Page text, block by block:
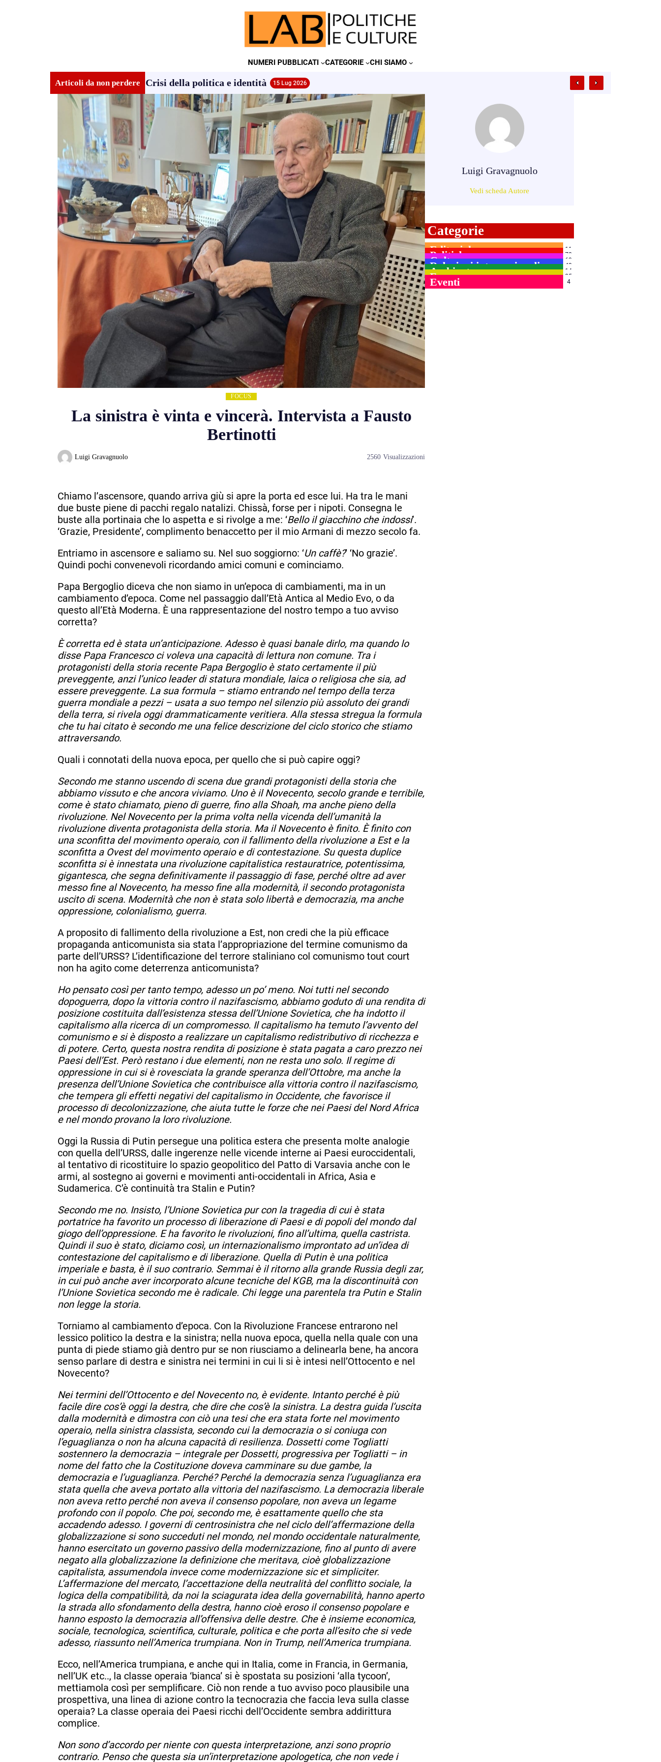
NUMERI PUBBLICATI CATEGORIE CHI SIAMO
Articoli da non perdere Crisi della politica e identità 15 Lug 2026
FOCUS
La sinistra è vinta e vincerà. Intervista a Fausto
Bertinotti
Luigi Gravagnuolo 2560 Visualizzazioni
Chiamo l’ascensore, quando arriva giù si apre la porta ed esce lui. Ha tra le mani
due buste piene di pacchi regalo natalizi. Chissà, forse per i nipoti. Consegna le
buste alla portinaia che lo aspetta e si rivolge a me: ‘Bello il giacchino che indossi’.
‘Grazie, Presidente’, complimento benaccetto per il mio Armani di mezzo secolo fa.
Entriamo in ascensore e saliamo su. Nel suo soggiorno: ‘Un caffè?’ ‘No grazie’.
Quindi pochi convenevoli ricordando amici comuni e cominciamo.
Papa Bergoglio diceva che non siamo in un’epoca di cambiamenti, ma in un
cambiamento d’epoca. Come nel passaggio dall’Età Antica al Medio Evo, o da
questo all’Età Moderna. È una rappresentazione del nostro tempo a tuo avviso
corretta?
È corretta ed è stata un’anticipazione. Adesso è quasi banale dirlo, ma quando lo
disse Papa Francesco ci voleva una capacità di lettura non comune. Tra i
protagonisti della storia recente Papa Bergoglio è stato certamente il più
preveggente, anzi l’unico leader di statura mondiale, laica o religiosa che sia, ad
essere preveggente. La sua formula – stiamo entrando nel tempo della terza
guerra mondiale a pezzi – usata a suo tempo nel silenzio più assoluto dei grandi
della terra, si rivela oggi drammaticamente veritiera. Alla stessa stregua la formula
che tu hai citato è secondo me una felice descrizione del ciclo storico che stiamo
attraversando.
Quali i connotati della nuova epoca, per quello che si può capire oggi?
Secondo me stanno uscendo di scena due grandi protagonisti della storia che
abbiamo vissuto e che ancora viviamo. Uno è il Novecento, secolo grande e terribile,
come è stato chiamato, pieno di guerre, fino alla Shoah, ma anche pieno della
rivoluzione. Nel Novecento per la prima volta nella vicenda dell’umanità la
rivoluzione diventa protagonista della storia. Ma il Novecento è finito. È finito con
una sconfitta del movimento operaio, con il fallimento della rivoluzione a Est e la
sconfitta a Ovest del movimento operaio e di contestazione. Su questa duplice
sconfitta si è innestata una rivoluzione capitalistica restauratrice, potentissima,
gigantesca, che segna definitivamente il passaggio di fase, perché oltre ad aver
messo fine al Novecento, ha messo fine alla modernità, il secondo protagonista
uscito di scena. Modernità che non è stata solo libertà e democrazia, ma anche
oppressione, colonialismo, guerra.
A proposito di fallimento della rivoluzione a Est, non credi che la più efficace
propaganda anticomunista sia stata l’appropriazione del termine comunismo da
parte dell’URSS? L’identificazione del terrore staliniano col comunismo tout court
non ha agito come deterrenza anticomunista?
Ho pensato così per tanto tempo, adesso un po’ meno. Noi tutti nel secondo
dopoguerra, dopo la vittoria contro il nazifascismo, abbiamo goduto di una rendita di
posizione costituita dall’esistenza stessa dell’Unione Sovietica, che ha indotto il
capitalismo alla ricerca di un compromesso. Il capitalismo ha temuto l’avvento del
comunismo e si è disposto a realizzare un capitalismo redistributivo di ricchezza e
di potere. Certo, questa nostra rendita di posizione è stata pagata a caro prezzo nei
Paesi dell’Est. Però restano i due elementi, non ne resta uno solo. Il regime di
oppressione in cui si è rovesciata la grande speranza dell’Ottobre, ma anche la
presenza dell’Unione Sovietica che contribuisce alla vittoria contro il nazifascismo,
che tempera gli effetti negativi del capitalismo in Occidente, che favorisce il
processo di decolonizzazione, che aiuta tutte le forze che nei Paesi del Nord Africa
e nel mondo provano la loro rivoluzione.
Oggi la Russia di Putin persegue una politica estera che presenta molte analogie
con quella dell’URSS, dalle ingerenze nelle vicende interne ai Paesi euroccidentali,
al tentativo di ricostituire lo spazio geopolitico del Patto di Varsavia anche con le
armi, al sostegno ai governi e movimenti anti-occidentali in Africa, Asia e
Sudamerica. C’è continuità tra Stalin e Putin?
Secondo me no. Insisto, l’Unione Sovietica pur con la tragedia di cui è stata
portatrice ha favorito un processo di liberazione di Paesi e di popoli del mondo dal
giogo dell’oppressione. E ha favorito le rivoluzioni, fino all’ultima, quella castrista.
Quindi il suo è stato, diciamo così, un internazionalismo improntato ad un’idea di
contestazione del capitalismo e di liberazione. Quella di Putin è una politica
imperiale e basta, è il suo contrario. Semmai è il ritorno alla grande Russia degli zar,
in cui può anche aver incorporato alcune tecniche del KGB, ma la discontinuità con
l’Unione Sovietica secondo me è radicale. Chi legge una parentela tra Putin e Stalin
non legge la storia.
Torniamo al cambiamento d’epoca. Con la Rivoluzione Francese entrarono nel
lessico politico la destra e la sinistra; nella nuova epoca, quella nella quale con una
punta di piede stiamo già dentro pur se non riusciamo a delinearla bene, ha ancora
senso parlare di destra e sinistra nei termini in cui li si è intesi nell’Ottocento e nel
Novecento?
Nei termini dell’Ottocento e del Novecento no, è evidente. Intanto perché è più
facile dire cos’è oggi la destra, che dire che cos’è la sinistra. La destra guida l’uscita
dalla modernità e dimostra con ciò una tesi che era stata forte nel movimento
operaio, nella sinistra classista, secondo cui la democrazia o si coniuga con
l’eguaglianza o non ha alcuna capacità di resilienza. Dossetti come Togliatti
sostennero la democrazia – integrale per Dossetti, progressiva per Togliatti – in
nome del fatto che la Costituzione doveva camminare su due gambe, la
democrazia e l’uguaglianza. Perché? Perché la democrazia senza l’uguaglianza era
stata quella che aveva portato alla vittoria del nazifascismo. La democrazia liberale
non aveva retto perché non aveva il consenso popolare, non aveva un legame
profondo con il popolo. Che poi, secondo me, è esattamente quello che sta
accadendo adesso. I governi di centrosinistra che nel ciclo dell’affermazione della
globalizzazione si sono succeduti nel mondo, nel mondo occidentale naturalmente,
hanno esercitato un governo passivo della modernizzazione, fino al punto di avere
negato alla globalizzazione la definizione che meritava, cioè globalizzazione
capitalista, assumendola invece come modernizzazione sic et simpliciter.
L’affermazione del mercato, l’accettazione della neutralità del conflitto sociale, la
logica della compatibilità, da noi la sciagurata idea della governabilità, hanno aperto
la strada allo sfondamento della destra, hanno cioè eroso il consenso popolare e
hanno esposto la democrazia all’offensiva delle destre. Che è insieme economica,
sociale, tecnologica, scientifica, culturale, politica e che porta all’esito che si vede
adesso, riassunto nell’America trumpiana. Non in Trump, nell’America trumpiana.
Ecco, nell’America trumpiana, e anche qui in Italia, come in Francia, in Germania,
nell’UK etc.., la classe operaia ‘bianca’ si è spostata su posizioni ‘alla tycoon’,
mettiamola così per semplificare. Ciò non rende a tuo avviso poco plausibile una
prospettiva, una linea di azione contro la tecnocrazia che faccia leva sulla classe
operaia? La classe operaia dei Paesi ricchi dell’Occidente sembra addirittura
complice.
Non sono d’accordo per niente con questa interpretazione, anzi sono proprio
contrario. Penso che questa sia un’interpretazione apologetica, che non vede i
Luigi Gravagnuolo
Vedi scheda Autore
Categorie
Editoriale 11
Politiche 78
Culture 63
Relazioni internazionali 43
Ambiente 14
Focus 35
Eventi 4